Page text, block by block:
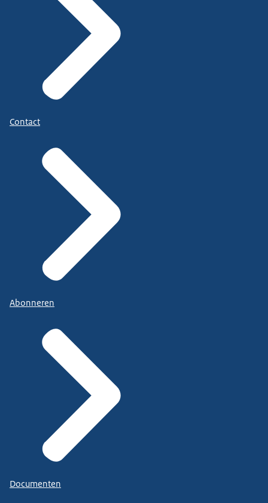
Contact
Abonneren
Documenten